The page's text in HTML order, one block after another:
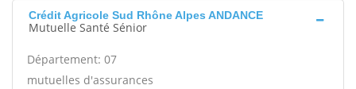
Crédit Agricole Sud Rhône Alpes ANDANCE
Mutuelle Santé Sénior
Département: 07
mutuelles d'assurances